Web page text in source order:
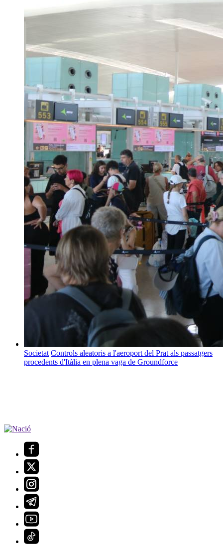
Societat Controls aleatoris a l'aeroport del Prat als passatgers
procedents d'Itàlia en plena vaga de Groundforce